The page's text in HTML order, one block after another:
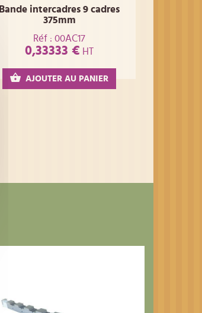
Bande intercadres 9 cadres
375mm
Réf : 00AC17
0,33333 € HT
AJOUTER AU PANIER